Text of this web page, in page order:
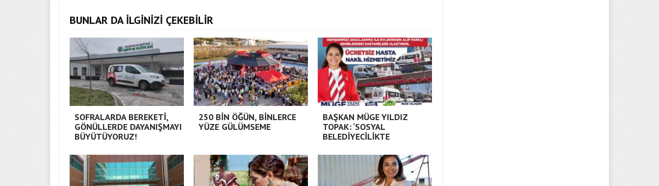
BUNLAR DA İLGİNİZİ ÇEKEBİLİR
SOFRALARDA BEREKETİ,
GÖNÜLLERDE DAYANIŞMAYI
BÜYÜTÜYORUZ!
250 BİN ÖĞÜN, BİNLERCE
YÜZE GÜLÜMSEME
BAŞKAN MÜGE YILDIZ
TOPAK: ‘SOSYAL
BELEDİYECİLİKTE